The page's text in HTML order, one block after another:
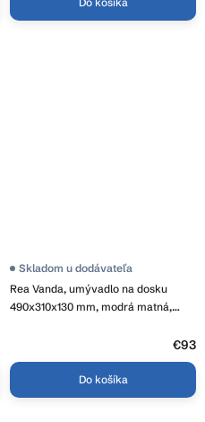
Rea Vanda, umývadlo na dosku
490x310x130 mm, modrá matná,
Skladom u dodávateľa
€93
Do košíka